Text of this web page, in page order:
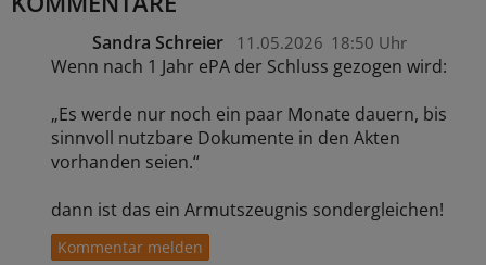
Sandra Schreier 11.05.2026 18:50 Uhr
Wenn nach 1 Jahr ePA der Schluss gezogen wird:
„Es werde nur noch ein paar Monate dauern, bis
sinnvoll nutzbare Dokumente in den Akten
vorhanden seien.“
dann ist das ein Armutszeugnis sondergleichen!